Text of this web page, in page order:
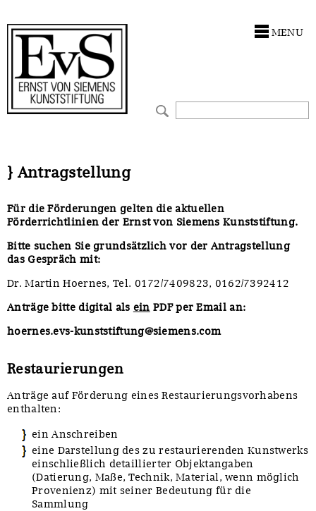
MENU
} Antragstellung
Für die Förderungen gelten die aktuellen
Förderrichtlinien der Ernst von Siemens Kunststiftung.
Bitte suchen Sie grundsätzlich vor der Antragstellung
das Gespräch mit:
Dr. Martin Hoernes, Tel. 0172/7409823, 0162/7392412
Anträge bitte digital als ein PDF per Email an:
hoernes.evs-kunststiftung@siemens.com
Restaurierungen
Anträge auf Förderung eines Restaurierungsvorhabens
enthalten:
ein Anschreiben
eine Darstellung des zu restaurierenden Kunstwerks
einschließlich detaillierter Objektangaben
(Datierung, Maße, Technik, Material, wenn möglich
Provenienz) mit seiner Bedeutung für die
Sammlung
Förderphilosophie
Gremien
Stellenangebote
Kunstwerke
Restaurierungen
UKRAINE-Förderlinie
CORONA-Förderlinie
Zwischenfinanzierung
Sonstiges